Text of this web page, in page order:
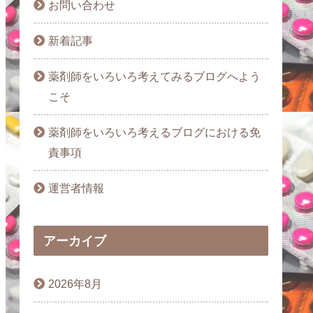
お問い合わせ
新着記事
薬剤師をいろいろ考えてみるブログへよう
こそ
薬剤師をいろいろ考えるブログにおける免
責事項
運営者情報
アーカイブ
2026年8月